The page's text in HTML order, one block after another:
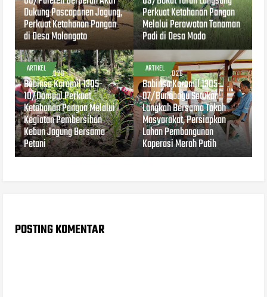
Dukung Pascapanen Jagung,
Perkuat Ketahanan Pangan
di Desa Molangato
Perkuat Ketahanan Pangan
Melalui Perawatan Tanaman
Padi di Desa Modo
ARTIKEL
AUG 04, 2026
Babinsa Koramil 1305-
10/Dampal Perkuat
Ketahanan Pangan Melalui
Kegiatan Pembersihan
Kebun Jagung Bersama
Petani
ARTIKEL
AUG 04, 2026
Babinsa Koramil 1305-
07/Bunobogu Satukan
Langkah Bersama Tokoh
Masyarakat, Persiapkan
Lahan Pembangunan
Koperasi Merah Putih
POSTING KOMENTAR